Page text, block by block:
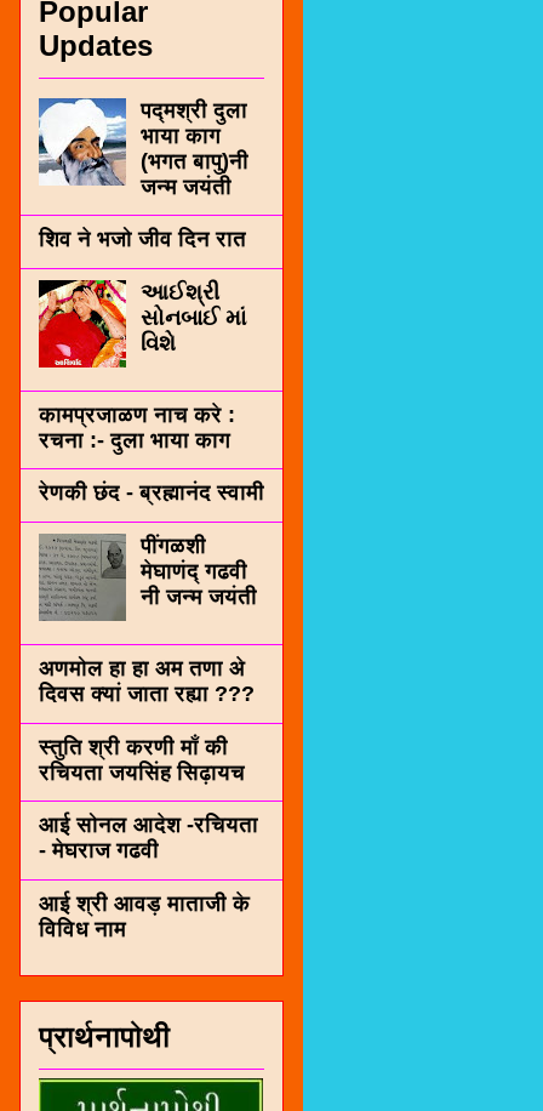
Popular
Updates
पद्मश्री दुला
भाया काग
(भगत बापु)नी
जन्म जयंती
शिव ने भजो जीव दिन रात
આઈશ્રી
સોનબાઈ માં
વિશે
कामप्रजाळण नाच करे :
रचना :- दुला भाया काग
रेणकी छंद - ब्रह्मानंद स्वामी
पींगळशी
मेघाणंद् गढवी
नी जन्म जयंती
अणमोल हा हा अम तणा अे
दिवस क्यां जाता रह्या ???
स्तुति श्री करणी माँ की
रचियता जयसिंह सिढ़ायच
आई सोनल आदेश -रचियता
- मेघराज गढवी
आई श्री आवड़ माताजी के
विविध नाम
प्रार्थनापोथी